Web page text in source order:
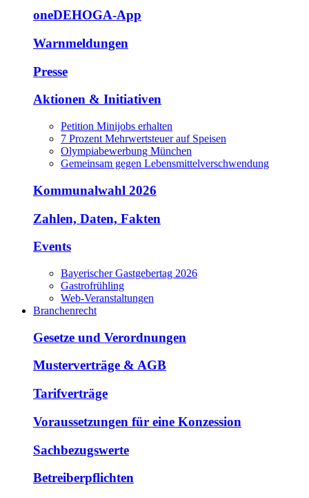
oneDEHOGA-App
Warnmeldungen
Presse
Aktionen & Initiativen
Petition Minijobs erhalten
7 Prozent Mehrwertsteuer auf Speisen
Olympiabewerbung München
Gemeinsam gegen Lebensmittelverschwendung
Kommunalwahl 2026
Zahlen, Daten, Fakten
Events
Bayerischer Gastgebertag 2026
Gastrofrühling
Web-Veranstaltungen
Branchenrecht
Gesetze und Verordnungen
Musterverträge & AGB
Tarifverträge
Voraussetzungen für eine Konzession
Sachbezugswerte
Betreiberpflichten